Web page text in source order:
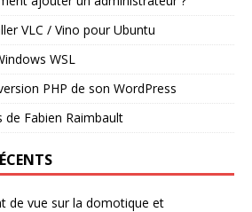
VLC / Vino pour Ubuntu
WSL
PHP de son WordPress
de Fabien Raimbault
de vue sur la domotique et